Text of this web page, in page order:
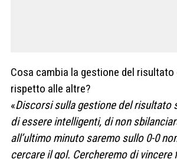
Cosa cambia la gestione del risultato
rispetto alle altre?
«Discorsi sulla gestione del risultato
di essere intelligenti, di non
all’ultimo minuto saremo sullo 0-0
cercare il gol. Cercheremo di vincere